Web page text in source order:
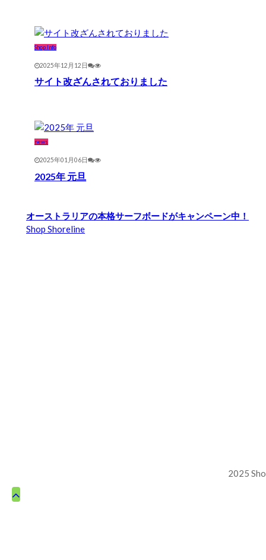
Shop Info
2025年12月12日
サイト改ざんされておりました
news
2025年01月06日
2025年 元旦
オーストラリアの本格サーフボードがキャンペーン中！
Shop Shoreline
2025